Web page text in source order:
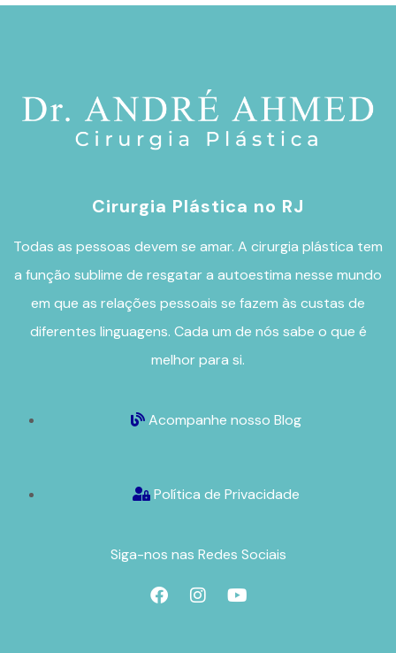
Cirurgia Plástica no RJ
Todas as pessoas devem se amar. A cirurgia plástica tem
a função sublime de resgatar a autoestima nesse mundo
em que as relações pessoais se fazem às custas de
diferentes linguagens. Cada um de nós sabe o que é
melhor para si.
Acompanhe nosso Blog
Política de Privacidade
Siga-nos nas Redes Sociais